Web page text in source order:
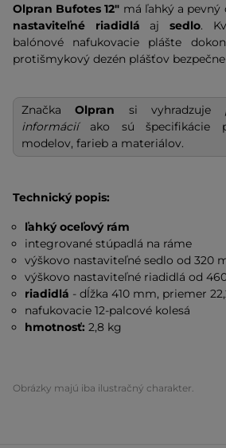
Olpran Bufotes 12" má ľahký a pevný
nastaviteľné riadidlá ajsedlo.
balónové nafukovacie plášte
protišmykový dezén plášťov
ZnačkaOlpran si vyhradzuje
informáciíako sú špecifikácie
modelov, farieb a materiálov.
Technický popis:
ľahký oceľový rám
integrované stúpadlá na ráme
výškovo nastaviteľné sedlo od 320
výškovo nastaviteľné riadidlá od
riadidlá - dĺžka 410 mm, priemer
nafukovacie 12-palcové kolesá
hmotnosť: 2,8 kg
Obrázky majú iba ilustračný charakter.